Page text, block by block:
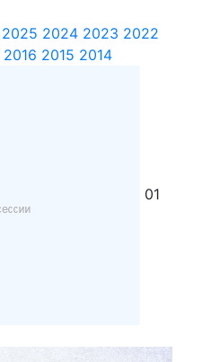
2025 2024 2023 2022
2016 2015 2014
01